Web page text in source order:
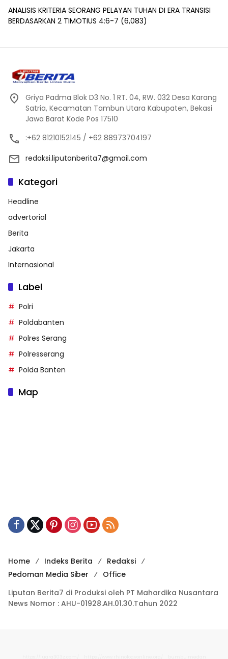
ANALISIS KRITERIA SEORANG PELAYAN TUHAN DI ERA TRANSISI
BERDASARKAN 2 TIMOTIUS 4:6-7 (6,083)
Griya Padma Blok D3 No. 1 RT. 04, RW. 032 Desa Karang
Satria, Kecamatan Tambun Utara Kabupaten, Bekasi
Jawa Barat Kode Pos 17510
:+62 81210152145 / +62 88973704197
redaksi.liputanberita7@gmail.com
Kategori
Headline
advertorial
Berita
Jakarta
Internasional
Label
Polri
Poldabanten
Polres Serang
Polresserang
Polda Banten
Map
Home Indeks Berita
Redaksi
Pedoman Media Siber
Office
Liputan Berita7 di Produksi oleh PT Mahardika Nusantara
News Nomor : AHU-01928.AH.01.30.Tahun 2022